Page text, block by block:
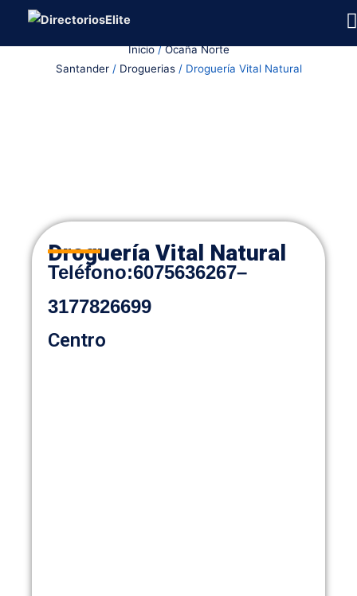
Inicio/Ocaña Norte
Santander/ Droguerias/ Droguería Vital Natural
Droguería Vital Natural
Teléfono:6075636267–
3177826699
Centro